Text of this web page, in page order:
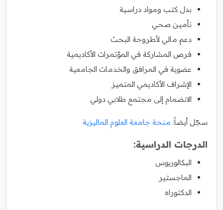
بدل كتب ومواد دراسية
تأمين صحي
دعم مالي لأطروحة البحث
فرص المشاركة في المؤتمرات الأكاديمية
عضوية في المرافق والخدمات الجامعية
الإشراف الأكاديمي المتميز
الانضمام إلى مجتمع طلابي دولي
سجّل أيضاً: منحة جامعة العلوم الماليزية
الدرجات الدراسية:
البكالوريوس
الماجستير
الدكتوراه